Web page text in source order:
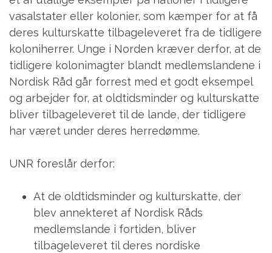
vasalstater eller kolonier, som kæmper for at få
deres kulturskatte tilbageleveret fra de tidligere
koloniherrer. Unge i Norden kræver derfor, at de
tidligere kolonimagter blandt medlemslandene i
Nordisk Råd går forrest med et godt eksempel
og arbejder for, at oldtidsminder og kulturskatte
bliver tilbageleveret til de lande, der tidligere
har været under deres herredømme.
UNR foreslår derfor:
At de oldtidsminder og kulturskatte, der
blev annekteret af Nordisk Råds
medlemslande i fortiden, bliver
tilbageleveret til deres nordiske